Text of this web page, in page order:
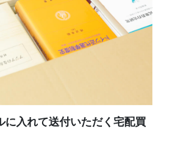
に入れて送付いただく宅配買